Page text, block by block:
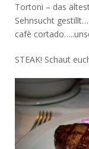
Tortoni – das
Sehnsucht
cafè
STEAK! Schaut